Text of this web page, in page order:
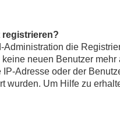
registrieren?
Administration die
neuen Benutzer
Adresse oder der
wurden. Um Hilfe zu